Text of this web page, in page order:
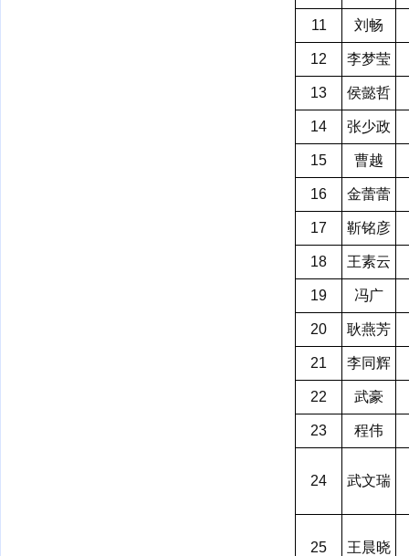
11 刘畅
12 李梦莹
13 侯懿哲
14 张少政
15 曹越
16 金蕾蕾
17 靳铭彦
18 王素云
19 冯广
20 耿燕芳
21 李同辉
22 武豪
23 程伟
24 武文瑞
25 王晨晓